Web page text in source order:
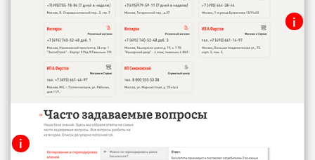
i
i
Карточки организаций для
выбранного города